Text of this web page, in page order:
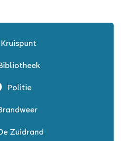
Kruispunt
Politie
Zuidrand